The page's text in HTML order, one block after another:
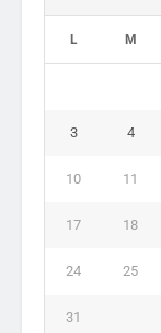
L M
3 4
10 11
17 18
24 25
31